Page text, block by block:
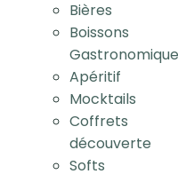
Bières
Boissons
Apéritif
Mocktails
Coffrets
découverte
Softs